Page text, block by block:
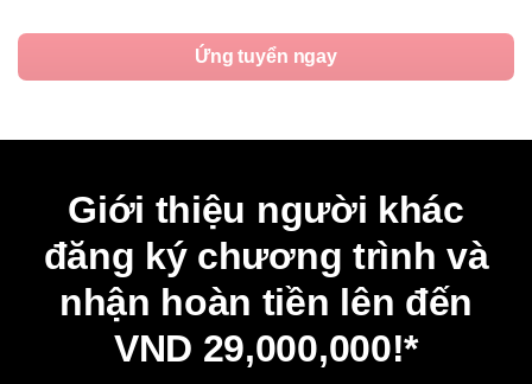
Ứng tuyển ngay
Giới thiệu người khác
đăng ký chương trình và
nhận hoàn tiền lên đến
VND 29,000,000!*